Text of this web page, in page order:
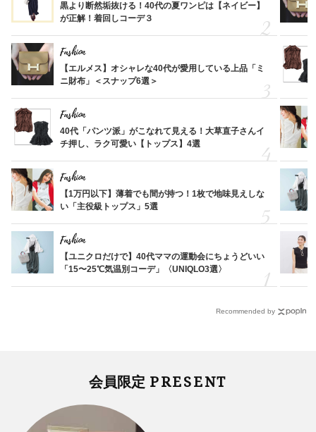
黒より断然垢抜ける！40代の夏ワンピは【ネイビー】
が正解！着回しコーデ３
Fashion
【エルメス】オシャレな40代が愛用している上品「ミ
ニ財布」＜スナップ6選＞
Fashion
40代「パンツ派」がこなれて見える！大草直子さんイ
チ押し、ラク可愛い【トップス】4選
Fashion
【1万円以下】薄着でも間が持つ！1枚で地味見えしな
い「主役級トップス」5選
Fashion
【ユニクロだけで】40代ママの運動会にちょうどいい
「15〜25℃気温別コーデ」〈UNIQLO3選〉
Recommended by
会員限定 PRESENT